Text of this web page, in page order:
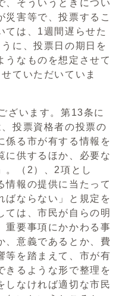
、そういうときについ
災害等で、投票するこ
ては、1週間遅らせた
に、投票日の期日を
うなものを想定させて
ていただいていま
ざいます。第13条に
投票資格者の投票の
係る市が有する情報を
に供するほか、必要な
。（2）、2項とし
情報の提供に当たって
ばならない」と規定を
ては、市民が自らの明
重要事項にかかわる事
、意義であるとか、費
等を踏まえて、市が有
きるような形で整理を
しなければ適切な市民